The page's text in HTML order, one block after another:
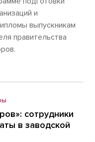
и
выпускникам
правительства
сотрудники
в заводской